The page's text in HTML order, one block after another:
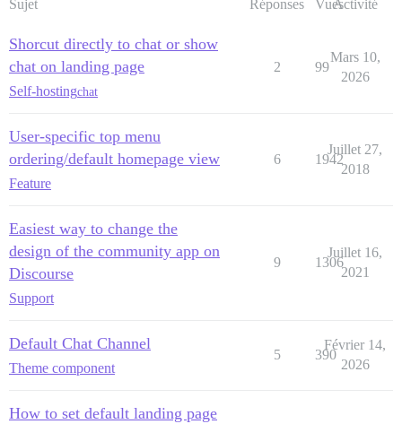
Sujet Réponses VuesActivité
Shorcut directly to chat or show
chat on landing page
Self-hostingchat
2 99
Mars 10,
2026
User-specific top menu
ordering/default homepage view
Feature
6 1942
Juillet 27,
2018
Easiest way to change the
design of the community app on
Discourse
Support
9 1306
Juillet 16,
2021
Default Chat Channel
Theme component
5 390
Février 14,
2026
How to set default landing page